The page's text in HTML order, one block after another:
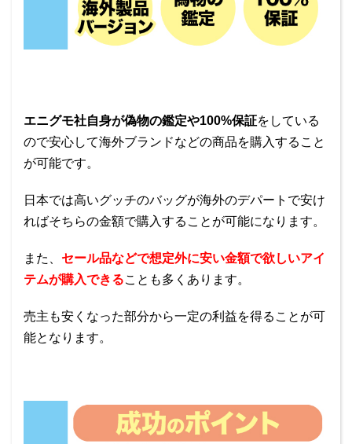
エニグモ社自身が偽物の鑑定や100%保証をしている
ので安心して海外ブランドなどの商品を購入すること
が可能です。
日本では高いグッチのバッグが海外のデパートで安け
ればそちらの金額で購入することが可能になります。
また、 セール品などで想定外に安い金額で欲しいアイ
テムが購入できることも多くあります。
売主も安くなった部分から一定の利益を得ることが可
能となります。